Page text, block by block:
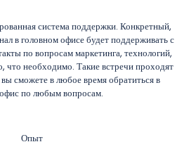
система поддержки. Конкретный,
в головном офисе будет поддерживать с
по вопросам маркетинга, технологий,
что необходимо. Такие встречи проходят
сможете в любое время обратиться в
по любым вопросам.
Опыт